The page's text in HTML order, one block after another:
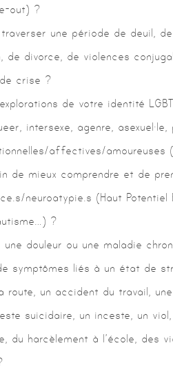
out) ?
une période de deuil,
de divorce, de violences
crise ?
de votre identité
intersexe, agenre,
affectives/amoureuses
de mieux comprendre et de
neuroatypie.s (Haut Potentiel
?
douleur ou une maladie
symptômes liés à un état de
route, un accident du travail,
suicidaire, un inceste, un
du harcèlement à l’école, des